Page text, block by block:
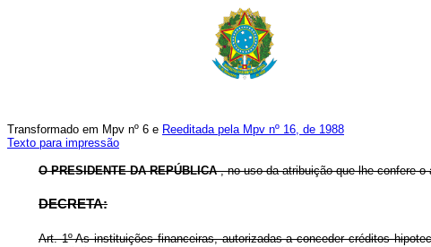
Transformado em Mpv nº 6 e Reeditada pela Mpv nº 16, de 1988
Texto para impressão
O PRESIDENTE DA REPÚBLICA, no uso da atribuição que lhe confere
DECRETA:
Art. 1º As instituições financeiras, autorizadas a conceder créditos